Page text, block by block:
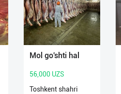
Mol go'shti hal
56,000 UZS
Toshkent shahri